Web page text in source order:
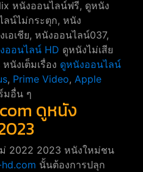
หนังออนไลน์ฟรี, ดูหนัง
น์ไม่กระตุก, หนัง
อเชีย, หนังออนไลน์037,
ออนไลน์ HD ดูหนังไม่เสีย
นังเต็มเรื่อง ดูหนังออนไลน์
, Prime Video, Apple
มอื่น ๆ
ดูหนัง
2022 2023 หนังใหม่ชน
นั้นต้องการปลุก